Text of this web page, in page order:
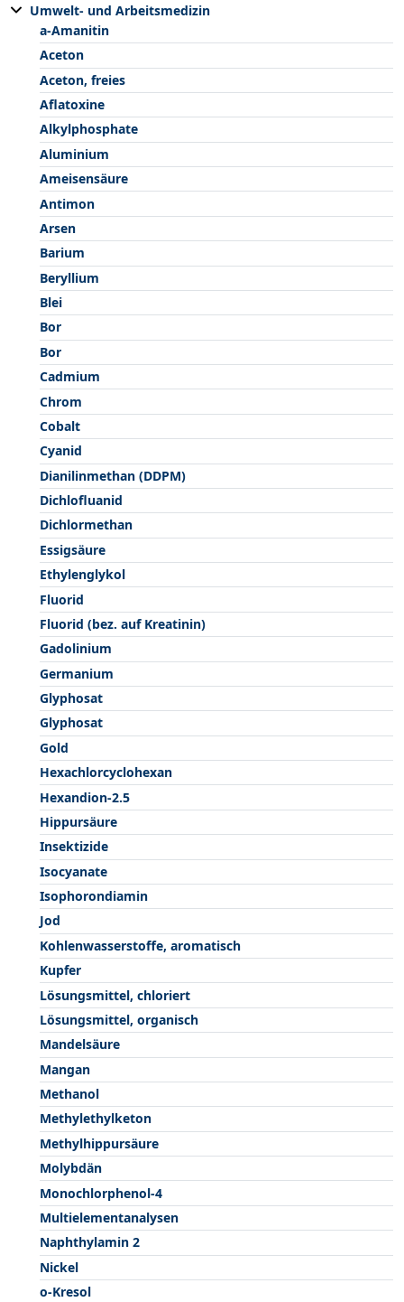
Umwelt- und Arbeitsmedizin
a-Amanitin
Aceton
Aceton, freies
Aflatoxine
Alkylphosphate
Aluminium
Ameisensäure
Antimon
Arsen
Barium
Beryllium
Blei
Bor
Bor
Cadmium
Chrom
Cobalt
Cyanid
Dianilinmethan (DDPM)
Dichlofluanid
Dichlormethan
Essigsäure
Ethylenglykol
Fluorid
Fluorid (bez. auf Kreatinin)
Gadolinium
Germanium
Glyphosat
Glyphosat
Gold
Hexachlorcyclohexan
Hexandion-2.5
Hippursäure
Insektizide
Isocyanate
Isophorondiamin
Jod
Kohlenwasserstoffe, aromatisch
Kupfer
Lösungsmittel, chloriert
Lösungsmittel, organisch
Mandelsäure
Mangan
Methanol
Methylethylketon
Methylhippursäure
Molybdän
Monochlorphenol-4
Multielementanalysen
Naphthylamin 2
Nickel
o-Kresol